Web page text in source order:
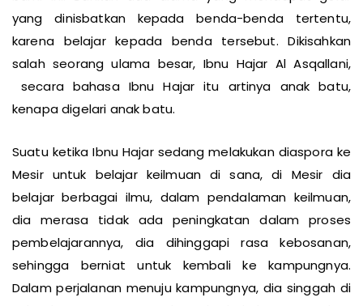
bumi ini. Bahkan ada ulama yang mendapat gelar
yang dinisbatkan kepada benda-benda tertentu,
karena belajar kepada benda tersebut. Dikisahkan
salah seorang ulama besar, Ibnu Hajar Al Asqallani,
secara bahasa Ibnu Hajar itu artinya anak batu,
Suatu ketika Ibnu Hajar sedang melakukan diaspora ke
Mesir untuk belajar keilmuan di sana, di Mesir dia
belajar berbagai ilmu, dalam pendalaman keilmuan,
dia merasa tidak ada peningkatan dalam proses
pembelajarannya, dia dihinggapi rasa kebosanan,
sehingga berniat untuk kembali ke kampungnya.
Dalam perjalanan menuju kampungnya, dia singgah di